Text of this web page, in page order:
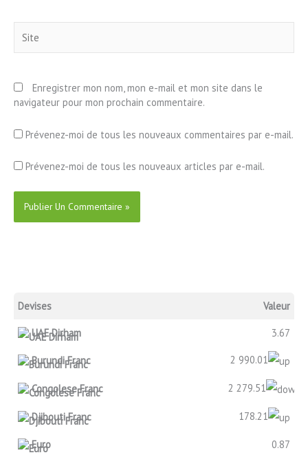
Enregistrer mon nom, mon e-mail et mon site dans le
navigateur pour mon prochain commentaire.
Prévenez-moi de tous les nouveaux commentaires par e-mail.
Prévenez-moi de tous les nouveaux articles par e-mail.
Devises Valeur
UAE Dirham 3.67
Burundi Franc 2 990.01
Congolese Franc 2 279.51
Djibouti Franc 178.21
Euro 0.87